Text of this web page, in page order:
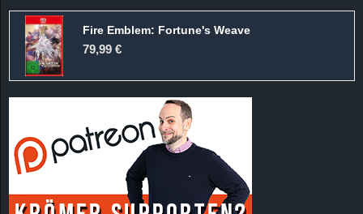
Fire Emblem: Fortune's Weave
79,99 €